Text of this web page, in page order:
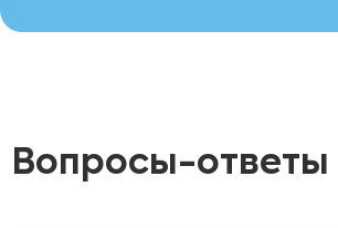
Вопросы-ответы